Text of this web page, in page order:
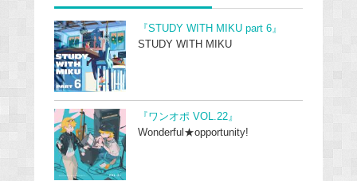
『STUDY WITH MIKU part 6』
STUDY WITH MIKU
『ワンオポ VOL.22』
Wonderful★opportunity!